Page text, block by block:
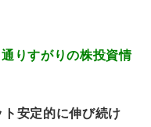
りすがりの株投資情
安定的に伸び続け